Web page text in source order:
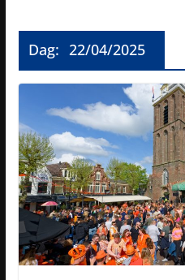
Dag: 22/04/2025